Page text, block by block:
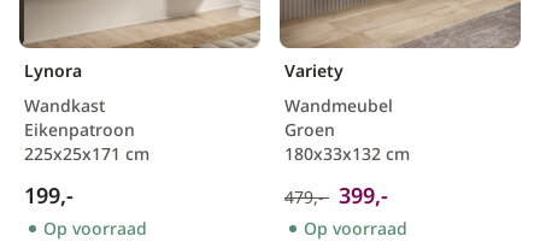
Scandinavisch
Lynora
Wandkast
Eikenpatroon
225x25x171 cm
199,-
Op voorraad
Variety
Wandmeubel
Groen
180x33x132 cm
479,- 399,-
Op voorraad